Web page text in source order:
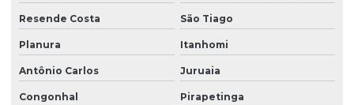
Resende Costa São Tiago
Planura Itanhomi
Antônio Carlos Juruaia
Congonhal Pirapetinga